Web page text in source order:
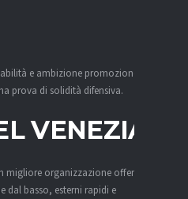
e ambizione promozione,
prova di solidità difensiva.
VENEZIA
migliore organizzazione offensiva
dal basso, esterni rapidi e